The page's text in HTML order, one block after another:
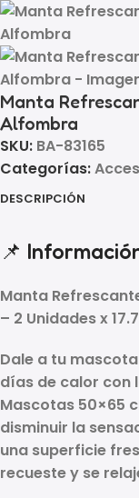
Manta
Alfombra
SKU: BA-83165
Categorías:
DESCRIPCIÓN
📌
Manta
– 2 Unidades x
Dale a tu
días de calor con
Mascotas 50×65
disminuir la
una superficie
recueste y se